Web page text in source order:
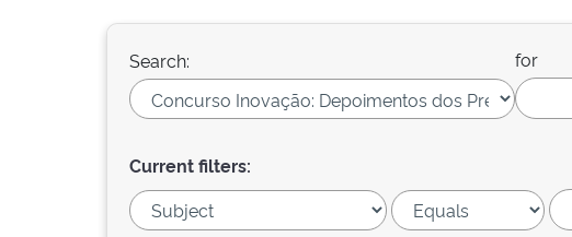
Search: for
Current filters: